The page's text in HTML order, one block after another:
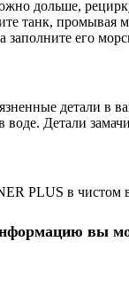
дольше,
танк, промывая
заполните его
детали в
Детали
PLUS в чистом
вы